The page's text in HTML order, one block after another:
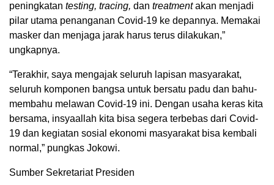
peningkatan testing, tracing, dan treatmentakan menjadi
pilar utama penanganan Covid-19 ke depannya. Memakai
masker dan menjaga jarak harus terus dilakukan,”
ungkapnya.
“Terakhir, saya mengajak seluruh lapisan masyarakat,
seluruh komponen bangsa untuk bersatu padu dan bahu-
membahu melawan Covid-19 ini. Dengan usaha keras kita
bersama, insyaallah kita bisa segera terbebas dari Covid-
19 dan kegiatan sosial ekonomi masyarakat bisa kembali
normal,” pungkas Jokowi.
Sumber Sekretariat Presiden